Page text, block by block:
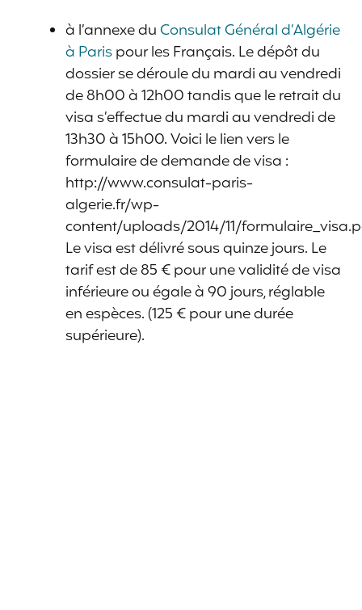
à l’annexe duConsulat Général d’Algérie
à Parispour les Français. Le dépôt du
dossier se déroule du mardi au vendredi
de 8h00 à 12h00 tandis que le retrait du
visa s’effectue du mardi au vendredi de
13h30 à 15h00. Voici le lien vers le
formulaire de demande de visa :
http://www.consulat-paris-
algerie.fr/wp-
content/uploads/2014/11/
Le visa est délivré sous quinze jours. Le
tarif est de 85 € pour une validité de visa
inférieure ou égale à 90 jours, réglable
en espèces. (125 € pour une durée
supérieure).